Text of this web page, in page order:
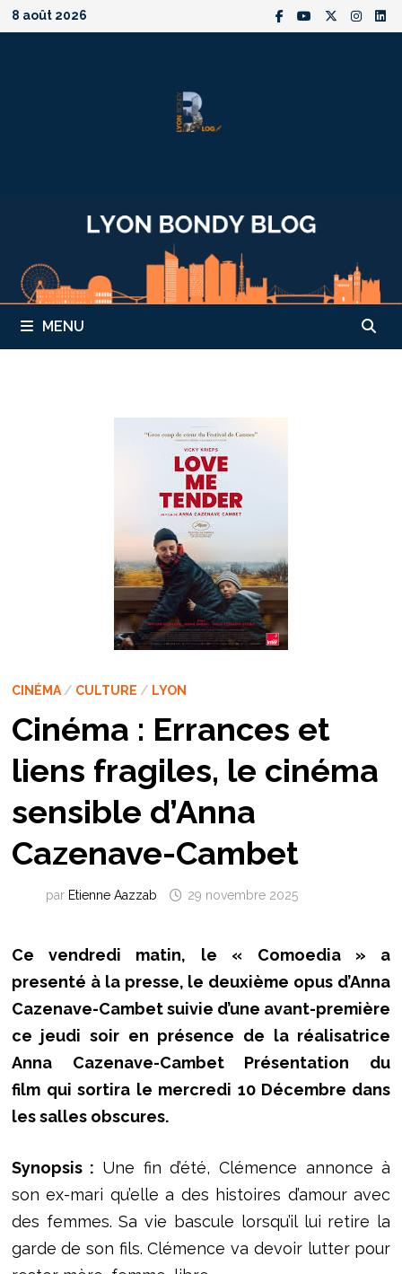
Passer
au
8 août 2026
MENU
CINÉMA/ CULTURE / LYON
Cinéma : Errances et
liens fragiles, le cinéma
sensible d’Anna
Cazenave-Cambet
par Etienne Aazzab 29 novembre 2025
Ce vendredi matin, le « Comoedia » a
presenté à la presse, le deuxième opus d’Anna
Cazenave-Cambet suivie d’une avant-première
ce jeudi soir en présence de la réalisatrice
Anna Cazenave-Cambet Présentation du
film qui sortira le mercredi 10 Décembre dans
les salles obscures.
Synopsis : Une fin d’été, Clémence annonce à
son ex-mari qu’elle a des histoires d’amour avec
des femmes. Sa vie bascule lorsqu’il lui retire la
garde de son fils. Clémence va devoir lutter pour